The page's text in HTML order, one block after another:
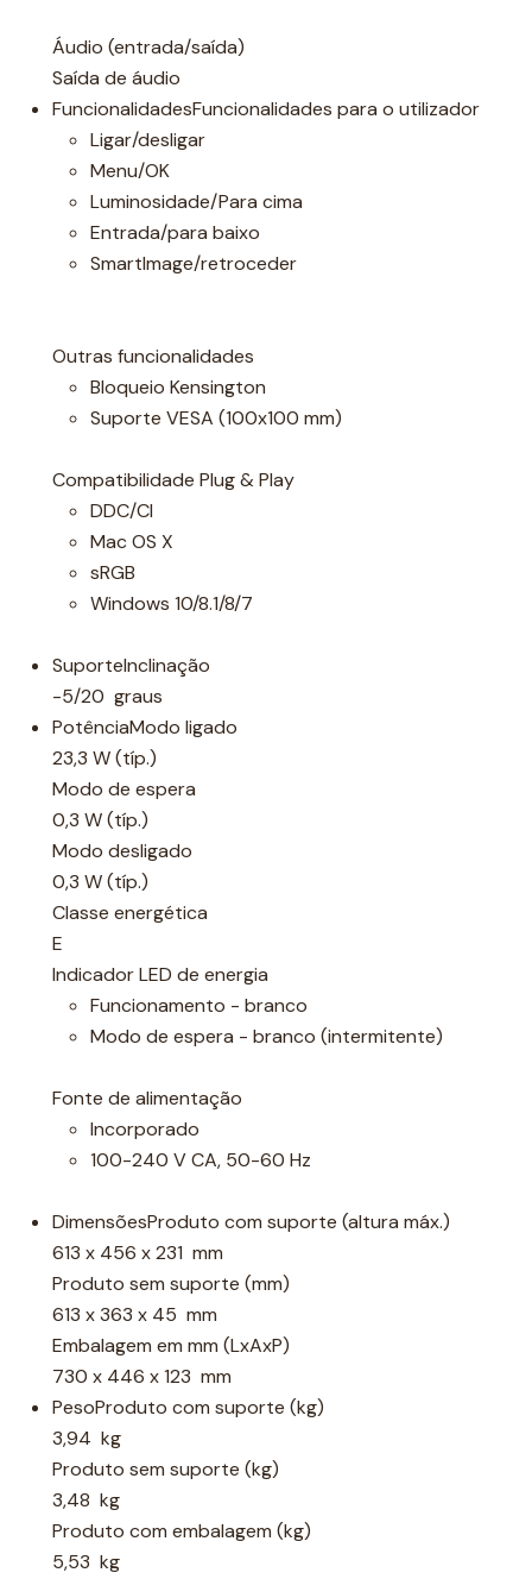
Áudio (entrada/saída)
Saída de áudio
FuncionalidadesFuncionalidades para o utilizador
Ligar/desligar
Menu/OK
Luminosidade/Para cima
Entrada/para baixo
SmartImage/retroceder
Outras funcionalidades
Bloqueio Kensington
Suporte VESA (100x100 mm)
Compatibilidade Plug & Play
DDC/CI
Mac OS X
sRGB
Windows 10/8.1/8/7
SuporteInclinação
-5/20 graus
PotênciaModo ligado
23,3 W (típ.)
Modo de espera
0,3 W (típ.)
Modo desligado
0,3 W (típ.)
Classe energética
E
Indicador LED de energia
Funcionamento - branco
Modo de espera - branco (intermitente)
Fonte de alimentação
Incorporado
100-240 V CA, 50-60 Hz
DimensõesProduto com suporte (altura máx.)
613 x 456 x 231 mm
Produto sem suporte (mm)
613 x 363 x 45 mm
Embalagem em mm (LxAxP)
730 x 446 x 123 mm
PesoProduto com suporte (kg)
3,94 kg
Produto sem suporte (kg)
3,48 kg
Produto com embalagem (kg)
5,53 kg